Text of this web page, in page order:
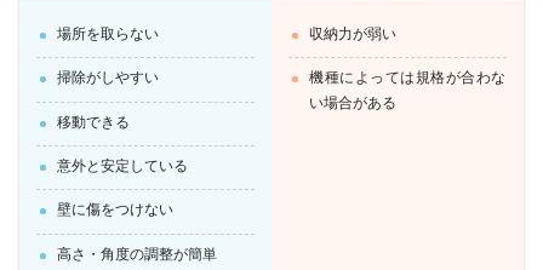
場所を取らない
掃除がしやすい
移動できる
意外と安定している
壁に傷をつけない
高さ・角度の調整が簡単
収納力が弱い
機種によっては規格が合わな
い場合がある